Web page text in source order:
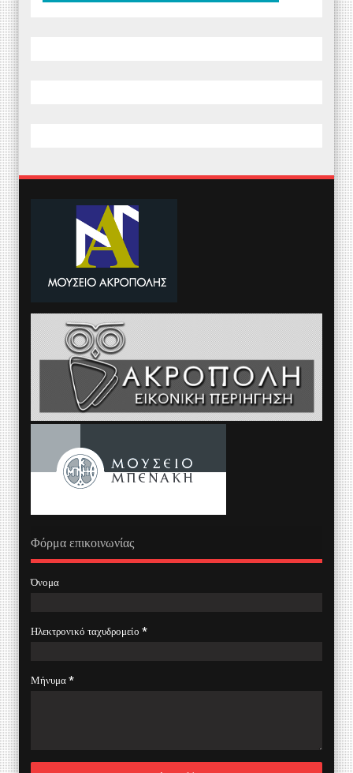
Φόρμα επικοινωνίας
Όνομα
Ηλεκτρονικό ταχυδρομείο *
Μήνυμα*